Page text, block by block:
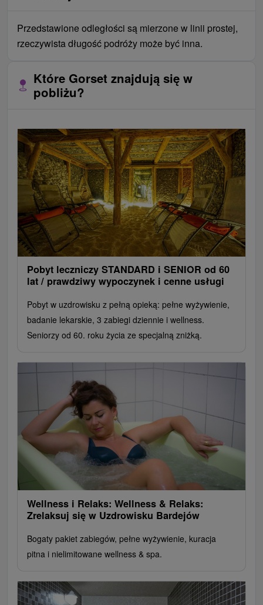
Przedstawione odległości są mierzone w linii prostej,
rzeczywista długość podróży może być inna.
Które Gorset znajdują się w
pobliżu?
Pobyt leczniczy STANDARD i SENIOR od 60
lat / prawdziwy wypoczynek i cenne usługi
Pobyt w uzdrowisku z pełną opieką: pełne wyżywienie,
badanie lekarskie, 3 zabiegi dziennie i wellness.
Seniorzy od 60. roku życia ze specjalną zniżką.
Wellness i Relaks: Wellness & Relaks:
Zrelaksuj się w Uzdrowisku Bardejów
Bogaty pakiet zabiegów, pełne wyżywienie, kuracja
pitna i nielimitowane wellness & spa.